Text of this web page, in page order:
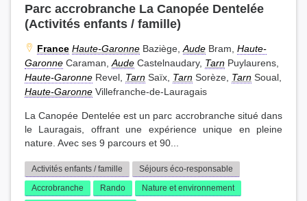
Parc accrobranche La Canopée Dentelée
(Activités enfants / famille)
France Haute-Garonne Baziège, Aude Bram, Haute-
Garonne Caraman, Aude Castelnaudary, Tarn Puylaurens,
Haute-Garonne Revel, Tarn Saïx, Tarn Sorèze, Tarn Soual,
Haute-Garonne Villefranche-de-Lauragais
La Canopée Dentelée est un parc accrobranche situé dans
le Lauragais, offrant une expérience unique en pleine
nature. Avec ses 9 parcours et 90...
Activités enfants / famille
Séjours éco-responsable
Accrobranche
Rando
Nature et environnement